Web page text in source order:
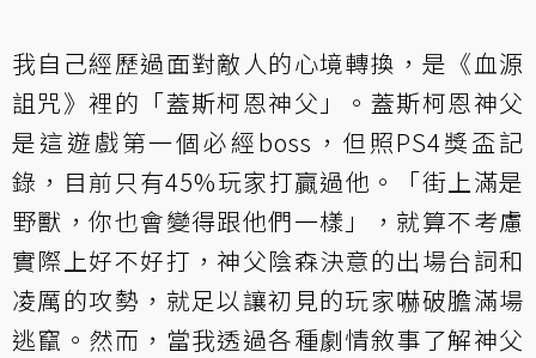
我自己經歷過面對敵人的心境轉換，是《血源
詛咒》裡的「蓋斯柯恩神父」。蓋斯柯恩神父
是這遊戲第一個必經boss，但照PS4獎盃記
錄，目前只有45%玩家打贏過他。「街上滿是
野獸，你也會變得跟他們一樣」，就算不考慮
實際上好不好打，神父陰森決意的出場台詞和
凌厲的攻勢，就足以讓初見的玩家嚇破膽滿場
逃竄。然而，當我透過各種劇情敘事了解神父